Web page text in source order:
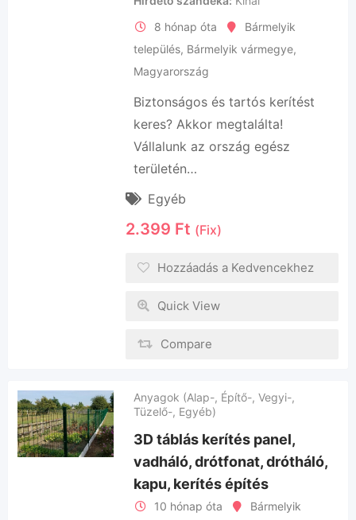
8 hónap óta
Bármelyik
település, Bármelyik vármegye,
Magyarország
Biztonságos és tartós kerítést
keres? Akkor megtalálta!
Vállalunk az ország egész
területén…
Egyéb
2.399 Ft (Fix)
Hozzáadás a Kedvencekhez
Quick View
Compare
Anyagok (Alap-, Építő-, Vegyi-,
Tüzelő-, Egyéb)
3D táblás kerítés panel,
vadháló, drótfonat, drótháló,
kapu, kerítés építés
10 hónap óta
Bármelyik